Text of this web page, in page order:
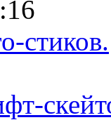
стиков.